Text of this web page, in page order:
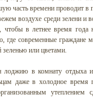
часть времени проводит
воздухе среди зелени и
чтобы в летнее время
современные граждане
зеленью или цветами.
лоджию в комнату отдыха
даже в холодное время